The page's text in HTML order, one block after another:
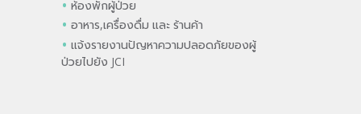
ห้องพักผู้ป่วย
อาหาร,เครื่องดื่ม และ ร้านค้า
แจ้งรายงานปัญหาความปลอดภัยของผู้
ป่วยไปยัง JCI